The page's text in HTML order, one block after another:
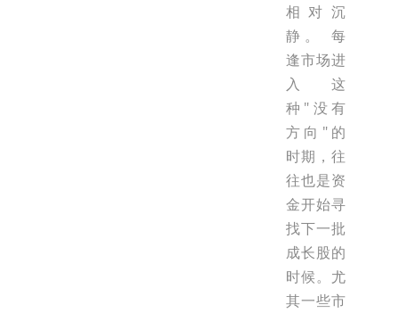
相对沉
静。 每
逢市场进
入这
种"没有
方向"的
时期，往
往也是资
金开始寻
找下一批
成长股的
时候。尤
其一些市